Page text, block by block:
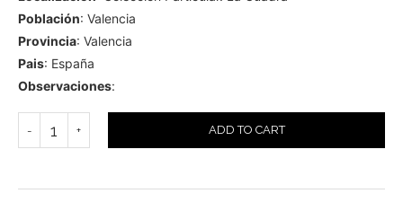
Población: Valencia
Provincia: Valencia
Pais: España
Observaciones:
ADD TO CART